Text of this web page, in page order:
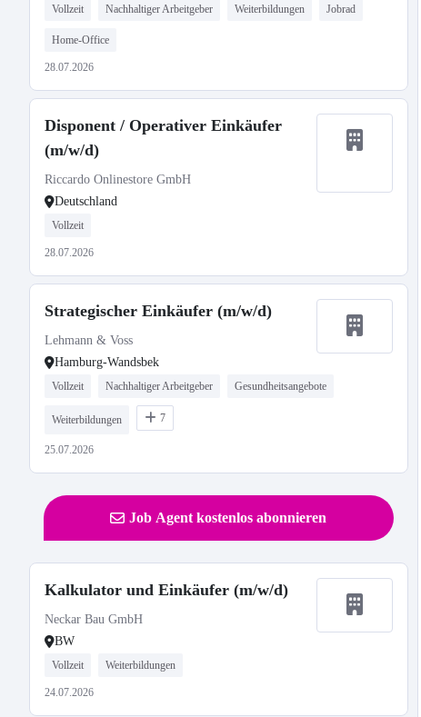
Vollzeit Nachhaltiger Arbeitgeber Weiterbildungen Jobrad
Home-Office
28.07.2026
Disponent / Operativer Einkäufer
(m/w/d)
Riccardo Onlinestore GmbH
Deutschland
Vollzeit
28.07.2026
Strategischer Einkäufer (m/w/d)
Lehmann & Voss
Hamburg-Wandsbek
Vollzeit Nachhaltiger Arbeitgeber Gesundheitsangebote
Weiterbildungen 7
25.07.2026
Job Agent kostenlos abonnieren
Kalkulator und Einkäufer (m/w/d)
Neckar Bau GmbH
BW
Vollzeit Weiterbildungen
24.07.2026